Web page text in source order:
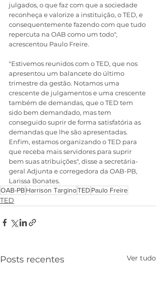
julgados, o que faz com que a sociedade
reconheça e valorize a instituição, o TED, e
consequentemente fazendo com que tudo
repercuta na OAB como um todo",
acrescentou Paulo Freire.
"Estivemos reunidos com o TED, que nos
apresentou um balancete do último
trimestre da gestão. Notamos uma
crescente de julgamentos e uma crescente
também de demandas, que o TED tem
sido bem demandado, mas tem
conseguido suprir de forma satisfatória as
demandas que lhe são apresentadas.
Enfim, estamos organizando o TED para
que receba mais servidores para suprir
bem suas atribuições", disse a secretária-
geral Adjunta e corregedora da OAB-PB,
Larissa Bonates.
OAB-PB Harrison TarginoTED Paulo Freire
TED
Posts recentes Ver tudo